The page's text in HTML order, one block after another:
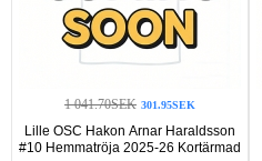
1 041.70SEK 301.95SEK
Lille OSC Hakon Arnar Haraldsson
#10 Hemmatröja 2025-26 Kortärmad